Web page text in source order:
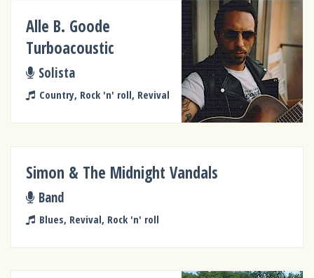
Alle B. Goode
Turboacoustic
Solista
Country, Rock 'n' roll, Revival
Simon & The Midnight Vandals
Band
Blues, Revival, Rock 'n' roll